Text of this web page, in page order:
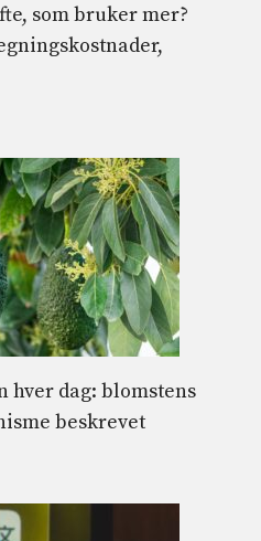
som bruker mer?
hver dag: blomstens
beskrevet